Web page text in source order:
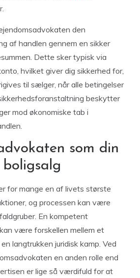
den
af handlen gennem en sikker
Dette sker typisk via
hvilket giver dig sikkerhed for,
til sælger, når alle betingelser
beskytter
mod økonomiske tab i
som din
for mange en af livets største
og processen kan være
En kompetent
være forskellen mellem et
langtrukken juridisk kamp. Ved
en anden rolle end
er lige så værdifuld for at